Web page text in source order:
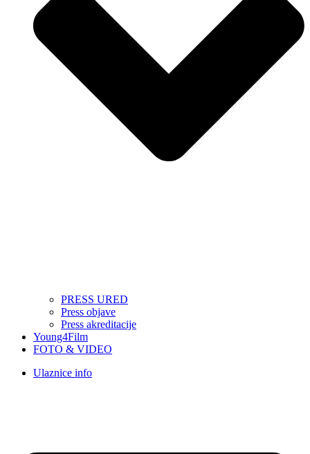
PRESS URED
Press objave
Press akreditacije
Young4Film
FOTO & VIDEO
Ulaznice info